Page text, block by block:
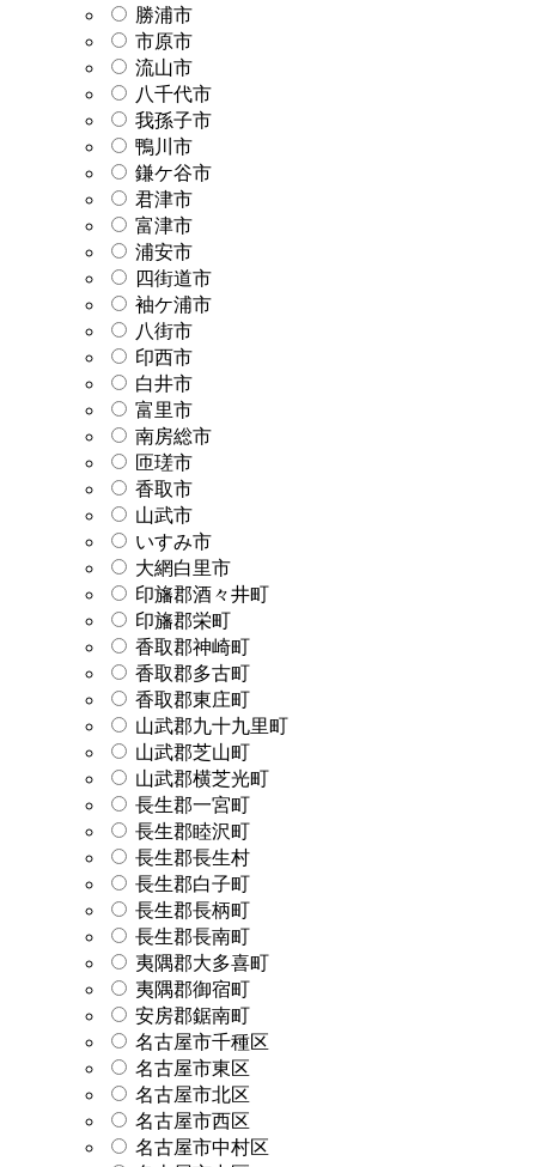
勝浦市
市原市
流山市
八千代市
我孫子市
鴨川市
鎌ケ谷市
君津市
富津市
浦安市
四街道市
袖ケ浦市
八街市
印西市
白井市
富里市
南房総市
匝瑳市
香取市
山武市
いすみ市
大網白里市
印旛郡酒々井町
印旛郡栄町
香取郡神崎町
香取郡多古町
香取郡東庄町
山武郡九十九里町
山武郡芝山町
山武郡横芝光町
長生郡一宮町
長生郡睦沢町
長生郡長生村
長生郡白子町
長生郡長柄町
長生郡長南町
夷隅郡大多喜町
夷隅郡御宿町
安房郡鋸南町
名古屋市千種区
名古屋市東区
名古屋市北区
名古屋市西区
名古屋市中村区